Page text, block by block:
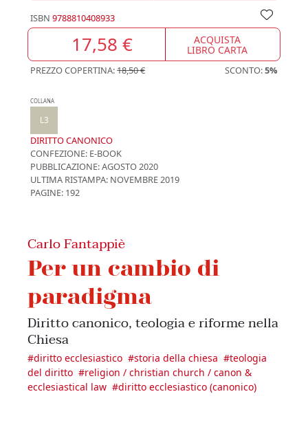
ISBN 9788810408933
17,58 € ACQUISTA
LIBRO CARTA
PREZZO COPERTINA:18,50 € SCONTO:5%
COLLANA
L3
DIRITTO CANONICO
CONFEZIONE: E-BOOK
PUBBLICAZIONE:AGOSTO 2020
ULTIMA RISTAMPA: NOVEMBRE 2019
PAGINE: 192
Carlo Fantappiè
Per un cambio di
paradigma
Diritto canonico, teologia e riforme nella
Chiesa
#diritto ecclesiastico #storia della chiesa #teologia
del diritto #religion / christian church / canon &
ecclesiastical law #diritto ecclesiastico (canonico)